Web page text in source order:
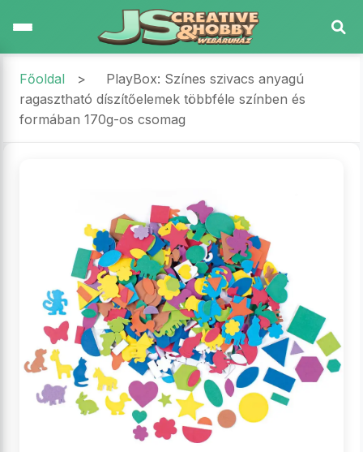
Főoldal >
PlayBox: Színes szivacs anyagú
ragasztható díszítőelemek többféle színben és
formában 170g-os csomag